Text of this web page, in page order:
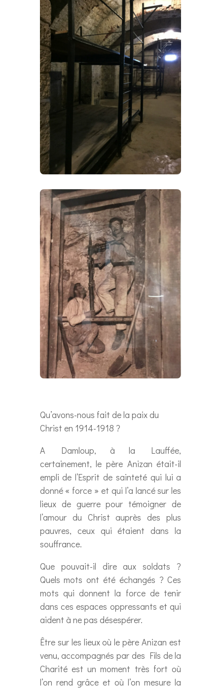
Qu’avons-nous fait de la paix du
Christ en 1914-1918 ?
A Damloup, à la Lauffée,
certainement, le père Anizan était-il
empli de l’Esprit de sainteté qui lui a
donné « force » et qui l’a lancé sur les
lieux de guerre pour témoigner de
l’amour du Christ auprès des plus
pauvres, ceux qui étaient dans la
souffrance.
Que pouvait-il dire aux soldats ?
Quels mots ont été échangés ? Ces
mots qui donnent la force de tenir
dans ces espaces oppressants et qui
aident à ne pas désespérer.
Être sur les lieux où le père Anizan est
venu, accompagnés par des Fils de la
Charité est un moment très fort où
l’on rend grâce et où l’on mesure la